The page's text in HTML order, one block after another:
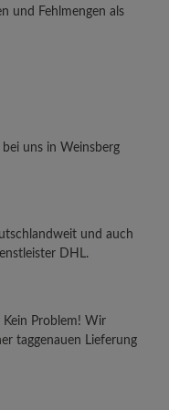
und Fehlmengen als
uns in Weinsberg
und auch
DHL.
Kein Problem! Wir
taggenauen Lieferung